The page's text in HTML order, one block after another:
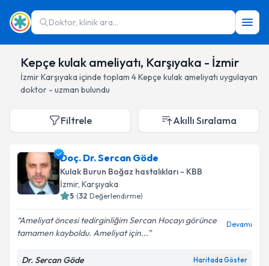
Doktor, klinik ara...
Kepçe kulak ameliyatı, Karşıyaka - İzmir
İzmirKarşıyaka içinde toplam 4Kepçe kulak ameliyatı uygulayan
doktor - uzman bulundu
Filtrele Akıllı Sıralama
Doç. Dr. Sercan Göde
Kulak Burun Boğaz hastalıkları - KBB
İzmir, Karşıyaka
5 (32 Değerlendirme)
Ameliyat öncesi tedirginliğim Sercan Hocayı görünce
tamamen kayboldu. Ameliyat için...
Devamı
Dr. Sercan Göde Haritada Göster